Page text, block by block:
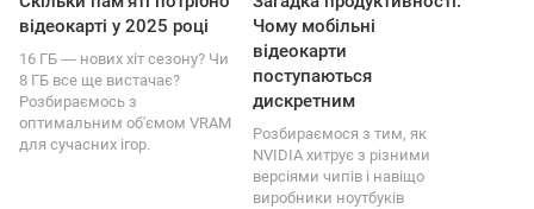
відеокарті у 2025 році
16 ГБ ― нових хіт сезону? Чи
8 ГБ все ще вистачає?
Розбираємось з
оптимальним об'ємом VRAM
для сучасних ігор.
Чому мобільні
відеокарти
поступаються
дискретним
Розбираємося з тим, як
NVIDIA хитрує з різними
версіями чипів і навіщо
виробники ноутбуків